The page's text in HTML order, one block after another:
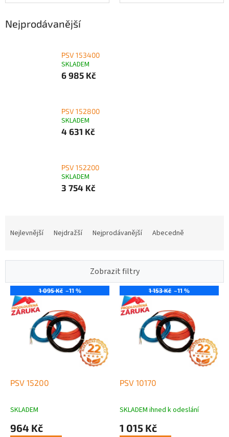
Nejprodávanější
PSV 153400
SKLADEM
6 985 Kč
PSV 152800
SKLADEM
4 631 Kč
PSV 152200
SKLADEM
3 754 Kč
p
Nejlevnější Nejdražší Nejprodávanější Abecedně
Zobrazit filtry
V
1 095 Kč –11 %
PSV 15200
SKLADEM
964 Kč
1 153 Kč –11 %
PSV 10170
SKLADEM ihned k odeslání
1 015 Kč